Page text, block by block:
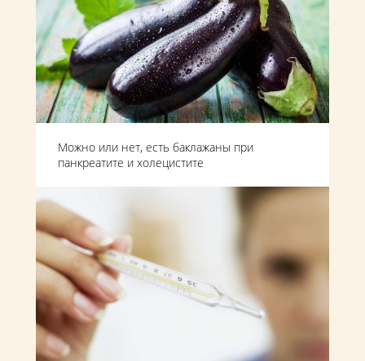
Можно или нет, есть баклажаны при
панкреатите и холецистите